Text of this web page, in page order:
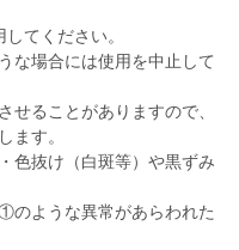
てください。
な場合には使用を中止して
せることがありますので、
ます。
色抜け（白斑等）や黒ずみ
ような異常があらわれた